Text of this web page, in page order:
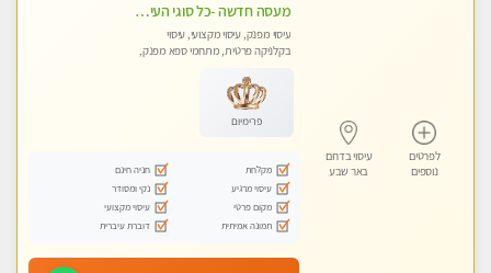
לפרטים
נוספים
עיסוי בדרום
באר שבע
מעסה חדשה -כל סוגי העיסויים מעסה מקצועית ואיכותית פרטי!!!מומלץ לחלוטין!!
עיסוי מפנק, עיסוי מקצועי, עיסוי
בקלניקה פרטית, מתחמי ספא מפנק,
פרימיום
מקלחת
חניה חינם
עיסוי מרגיע
נקי ומסודר
מקום פרטי
עיסוי מקצועי
תמונה אמיתית
דוברת עיברית